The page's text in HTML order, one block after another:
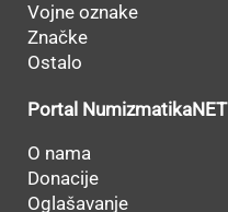
Vojne oznake
Značke
Ostalo
Portal NumizmatikaNET
O nama
Donacije
Oglašavanje